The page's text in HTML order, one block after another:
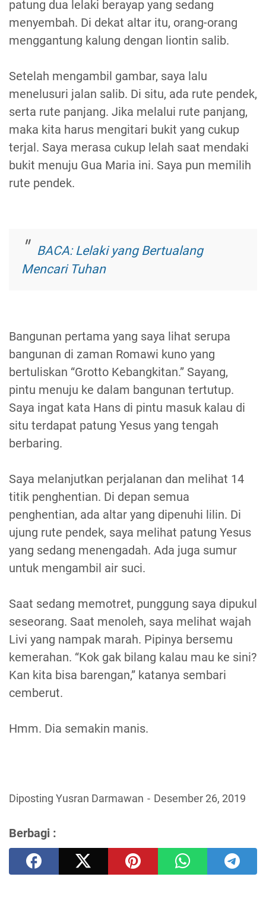
patung dua lelaki berayap yang sedang
menyembah. Di dekat altar itu, orang-orang
menggantung kalung dengan liontin salib.
Setelah mengambil gambar, saya lalu
menelusuri jalan salib. Di situ, ada rute pendek,
serta rute panjang. Jika melalui rute panjang,
maka kita harus mengitari bukit yang cukup
terjal. Saya merasa cukup lelah saat mendaki
bukit menuju Gua Maria ini. Saya pun memilih
rute pendek.
BACA: Lelaki yang Bertualang
Mencari Tuhan
Bangunan pertama yang saya lihat serupa
bangunan di zaman Romawi kuno yang
bertuliskan “Grotto Kebangkitan.” Sayang,
pintu menuju ke dalam bangunan tertutup.
Saya ingat kata Hans di pintu masuk kalau di
situ terdapat patung Yesus yang tengah
berbaring.
Saya melanjutkan perjalanan dan melihat 14
titik penghentian. Di depan semua
penghentian, ada altar yang dipenuhi lilin. Di
ujung rute pendek, saya melihat patung Yesus
yang sedang menengadah. Ada juga sumur
untuk mengambil air suci.
Saat sedang memotret, punggung saya dipukul
seseorang. Saat menoleh, saya melihat wajah
Livi yang nampak marah. Pipinya bersemu
kemerahan. “Kok gak bilang kalau mau ke sini?
Kan kita bisa barengan,” katanya sembari
cemberut.
Hmm. Dia semakin manis.
Diposting Yusran Darmawan Desember 26, 2019
Berbagi :